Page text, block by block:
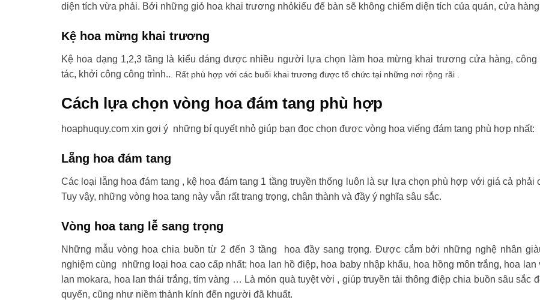
diện tích vừa phải. Bởi những giỏ hoa khai trương nhỏkiểu để bàn sẽ không chiếm diện tích của quán, cửa
Kệ hoa mừng khai trương
Kệ hoa dạng 1,2,3 tầng là kiểu dáng được nhiều người lựa chọn làm hoa mừng khai trương cửa hàng, công
tác, khởi công công trình.. . Rất phù hợp với các buổi khai trương được tổ chức tại những nơi rộng rãi .
Cách lựa chọn vòng hoa đám tang phù hợp
hoaphuquy.com xin gợi ý những bí quyết nhỏ giúp bạn đọc chọn được vòng hoa viếng đám tang phù hợp nhất:
Lẵng hoa đám tang
Các loại lẵng hoa đám tang , kệ hoa đám tang 1 tầng truyền thống luôn là sự lựa chọn phù hợp với giá cả phải
Tuy vậy, những vòng hoa tang này vẫn rất trang trọng, chân thành và đầy ý nghĩa sâu sắc.
Vòng hoa tang lễ sang trọng
Những mẫu vòng hoa chia buồn từ 2 đến 3 tầng hoa đầy sang trọng. Được cắm bởi những nghệ nhân
nghiệm cùng những loại hoa cao cấp nhất: hoa lan hồ điệp, hoa baby nhập khẩu, hoa hồng môn trắng, hoa lan
lan mokara, hoa lan thái trắng, tím vàng … Là món quà tuyệt vời , giúp truyền tải thông điệp chia buồn sâu sắc
quyến, cũng như niềm thành kính đến người đã khuất.